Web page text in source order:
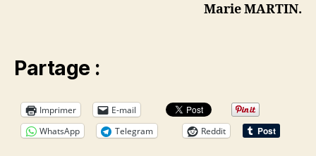
Marie MARTIN.
Partage :
Imprimer
E-mail
WhatsApp
Telegram Reddit